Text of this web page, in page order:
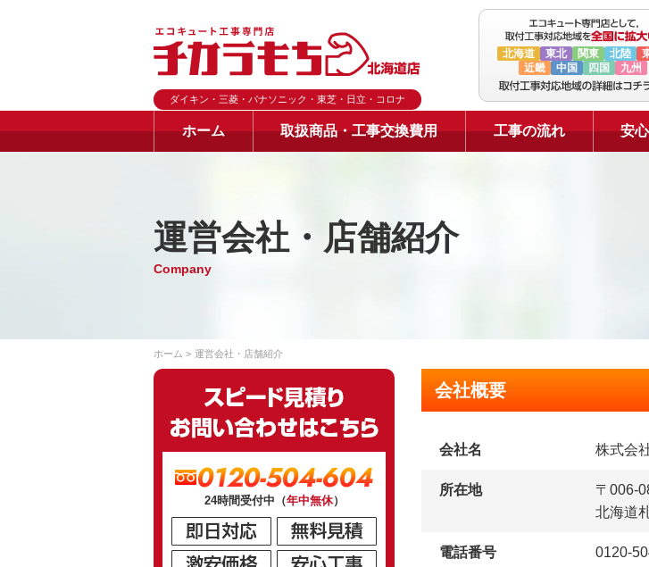
ダイキン・三菱・パナソニック・東芝・日立・コロナ
北海道 東北 関東 北陸
近畿
中国 四国 九州
ホーム 取扱商品・工事交換費用 工事の流れ 安
運営会社・店舗紹介
Company
ホーム 運営会社・店舗紹介
会社概要
会社名 株式会
所在地
〒006-
北海道
電話番号 0120-
0120-504-604
24時間受付中（年中無休）